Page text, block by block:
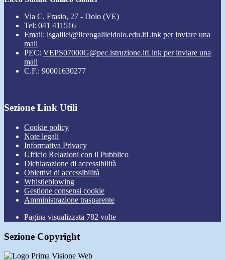
Via C. Frasio, 27 - Dolo (VE)
Tel: 041 411516
Email: lsgalilei@liceogalileidolo.edu.itLink per inviare una
mail
PEC: VEPS07000G@pec.istruzione.itLink per inviare una
mail
C.F.: 90001630277
Sezione Link Utili
Cookie policy
Note legali
Informativa Privacy
Ufficio Relazioni con il Pubblico
Dichiarazione di accessibilità
Obiettivi di accessibilità
Whistleblowing
Gestione consensi cookie
Amministrazione trasparente
Pagina visualizzata 782 volte
Sezione Copyright